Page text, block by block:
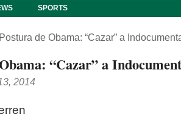
SPORTS
de Obama: “Cazar” a
“Cazar” a
2014